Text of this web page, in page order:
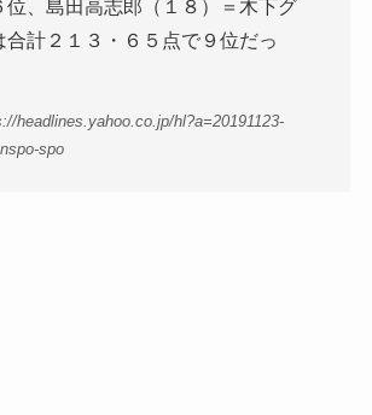
位、島田高志郎（１８）＝木下グ
合計２１３・６５点で９位だっ
headlines.yahoo.co.jp/hl?a=20191123-
spo